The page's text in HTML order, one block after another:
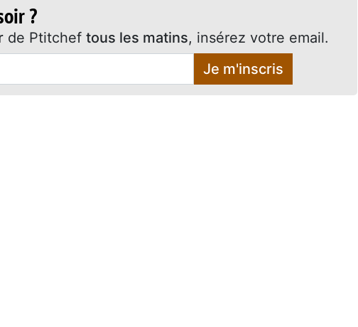
?
de Ptitchef tous les matins, insérez votre email.
Je m'inscris